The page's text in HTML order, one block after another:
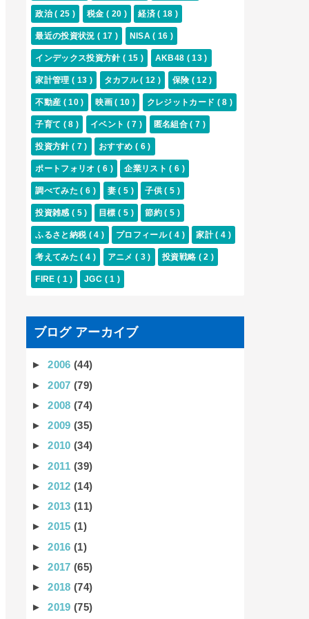
政治( 25 ) 税金 ( 20 ) 経済( 18 )
最近の投資状況( 17 ) NISA( 16 )
インデックス投資方針( 15 ) AKB48 ( 13 )
家計管理( 13 ) タカフル( 12 ) 保険 ( 12 )
不動産 ( 10 ) 映画( 10 ) クレジットカード ( 8 )
子育て ( 8 ) イベント ( 7 ) 匿名組合( 7 )
投資方針( 7 ) おすすめ ( 6 )
ポートフォリオ( 6 ) 企業リスト( 6 )
調べてみた( 6 ) 妻( 5 ) 子供( 5 )
投資雑感( 5 ) 目標( 5 ) 節約( 5 )
ふるさと納税 ( 4 ) プロフィール( 4 ) 家計( 4 )
考えてみた( 4 ) アニメ ( 3 ) 投資戦略 ( 2 )
FIRE( 1 ) JGC ( 1 )
ブログ アーカイブ
►2006(44)
►2007(79)
►2008(74)
►2009(35)
►2010(34)
►2011(39)
►2012(14)
►2013(11)
►2015(1)
►2016(1)
►2017(65)
►2018(74)
►2019(75)